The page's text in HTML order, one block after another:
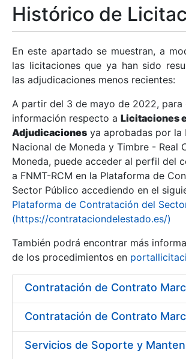
Mostrar/Ocultar
Mostrar/Ocultar
Mostrar/Ocultar
Histórico de
En este apartado se muestran, a
las licitaciones que ya han sido
las adjudicaciones menos recientes:
A partir del 3 de mayo de 2022, para
información respecto a Licitaciones
Adjudicaciones ya aprobadas por la
Nacional de Moneda y Timbre - Real
Moneda, puede acceder al perfil del
a FNMT-RCM en la Plataforma de
Sector Público accediendo en el
Plataforma de Contratación del
(https://contrataciondelestado.es/)
También podrá encontrar más
de los procedimientos en